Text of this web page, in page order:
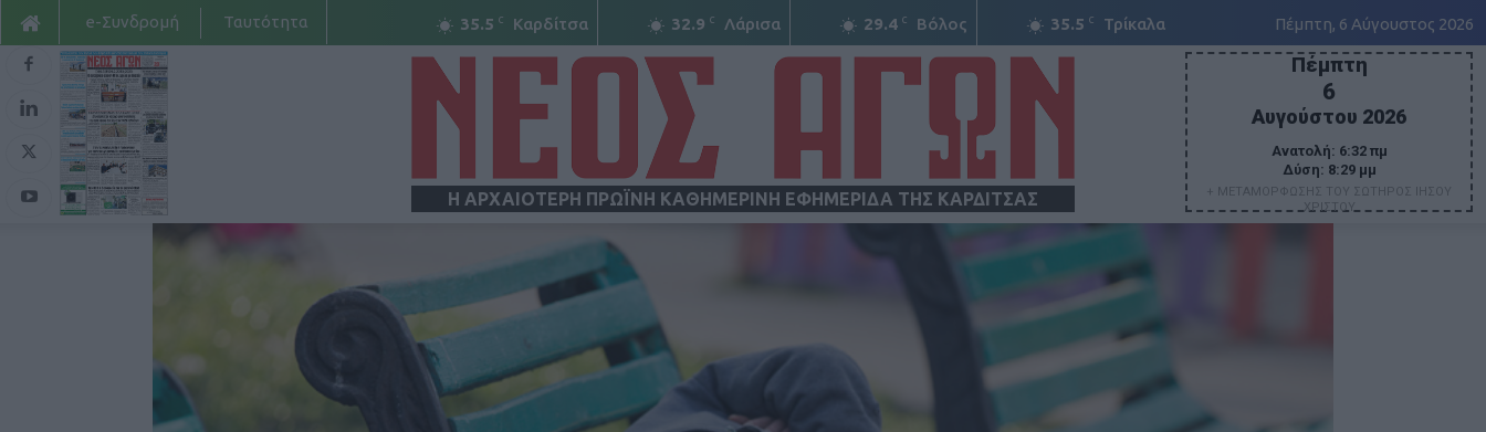
35.5 C Καρδίτσα 32.9 C Λάρισα 29.4 C Βόλος 35.5 C Τρίκαλα Πέμπτη, 6 Αύγουστος 2026
e-Συνδρομή Ταυτότητα
Η ΑΡΧΑΙΟΤΕΡΗ ΠΡΩΪΝΗ ΚΑΘΗΜΕΡΙΝΗ ΕΦΗΜΕΡΙΔΑ ΤΗΣ ΚΑΡΔΙΤΣΑΣ
ΑΓΩΝ
Πέμπτη
6
Αυγούστου 2026
Ανατολή: 6:32 πμ
Δύση: 8:29 μμ
+ ΜΕΤΑΜΟΡΦΩΣΗΣ ΤΟΥ ΣΩΤΗΡΟΣ ΙΗΣΟΥ
ΧΡΙΣΤΟΥ